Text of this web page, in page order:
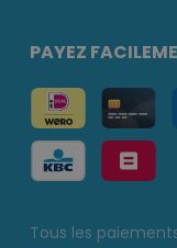
PAYEZ
Tous les